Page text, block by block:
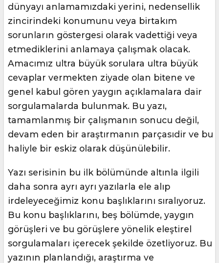
dünyayı anlamamızdaki yerini, nedensellik
zincirindeki konumunu veya birtakım
sorunların göstergesi olarak vadettiği veya
etmediklerini anlamaya çalışmak olacak.
Amacımız ultra büyük sorulara ultra büyük
cevaplar vermekten ziyade olan bitene ve
genel kabul gören yaygın açıklamalara dair
sorgulamalarda bulunmak. Bu yazı,
tamamlanmış bir çalışmanın sonucu değil,
devam eden bir araştırmanın parçasıdir ve bu
haliyle bir eskiz olarak düşünülebilir.
Yazı serisinin bu ilk bölümünde altınla ilgili
daha sonra ayrı ayrı yazılarla ele alıp
irdeleyeceğimiz konu başlıklarını sıralıyoruz.
Bu konu başlıklarını, beş bölümde, yaygın
görüşleri ve bu görüşlere yönelik eleştirel
sorgulamaları içerecek şekilde özetliyoruz. Bu
yazının planlandığı, araştırma ve